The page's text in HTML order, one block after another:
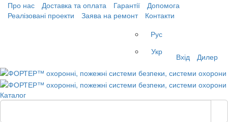
Про нас Доставка та оплата Гарантії
Допомога
Реалізовані проекти
Заява на ремонт
Контакти
Рус
Укр
Вхід Дилер
Каталог